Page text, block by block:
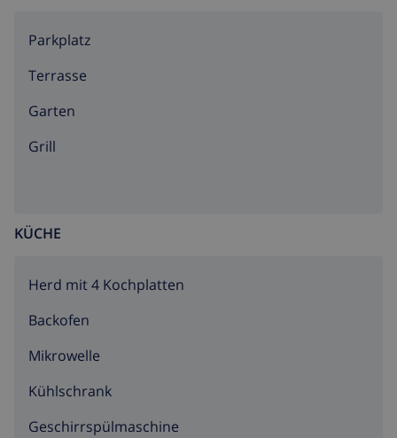
Parkplatz
Terrasse
Garten
Grill
KÜCHE
Herd mit 4 Kochplatten
Backofen
Mikrowelle
Kühlschrank
Geschirrspülmaschine